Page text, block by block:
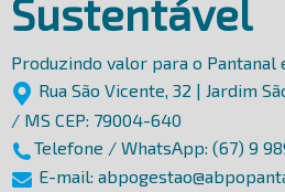
Sustentável
Produzindo valor para o Pantanal
Rua São Vicente, 32 | Jardim
/ MS CEP: 79004-640
Telefone / WhatsApp: (67) 9
E-mail: